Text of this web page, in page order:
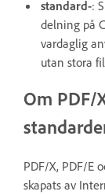
standard-:
delning på
vardaglig
utan stora
Om PDF/
PDF/X, PDF/E
skapats av